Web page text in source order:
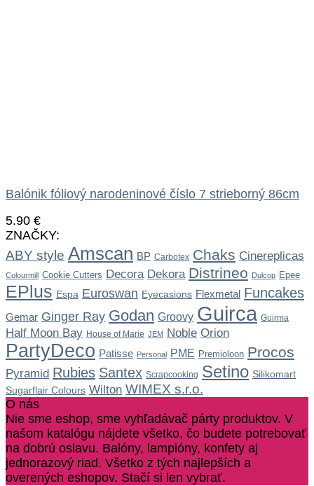
Balónik fóliový narodeninové číslo 7 strieborný 86cm
5.90 €
ZNAČKY:
ABY style Amscan BP Carbotex Chaks Cinereplicas
Colourmill Cookie Cutters Decora Dekora Distrineo Dulcop Epee
EPlus Espa Euroswan Eyecasions Flexmetal Funcakes
Gemar Ginger Ray Godan Groovy Guirca Guirma
Half Moon Bay House of Marie JEM Noble Orion
PartyDeco Patisse Personal PME Premioloon Procos
Pyramid Rubies Santex Scrapcooking Setino Silikomart
Sugarflair Colours Wilton WIMEX s.r.o.
O nás
Nie sme eshop, sme vyhľadávač párty produktov. V
našom katalógu nájdete všetko, čo budete potrebovať
na dobrú oslavu. Balóny, lampióny, konfety aj
jednorazový riad. Všetko z tých najlepších a
overených eshopov. Stačí si len vybrať.